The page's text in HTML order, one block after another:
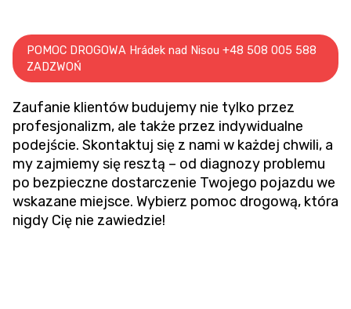
POMOC DROGOWA Hrádek nad Nisou +48 508 005 588
ZADZWOŃ
Zaufanie klientów budujemy nie tylko przez
profesjonalizm, ale także przez indywidualne
podejście. Skontaktuj się z nami w każdej chwili, a
my zajmiemy się resztą – od diagnozy problemu
po bezpieczne dostarczenie Twojego pojazdu we
wskazane miejsce. Wybierz pomoc drogową, która
nigdy Cię nie zawiedzie!